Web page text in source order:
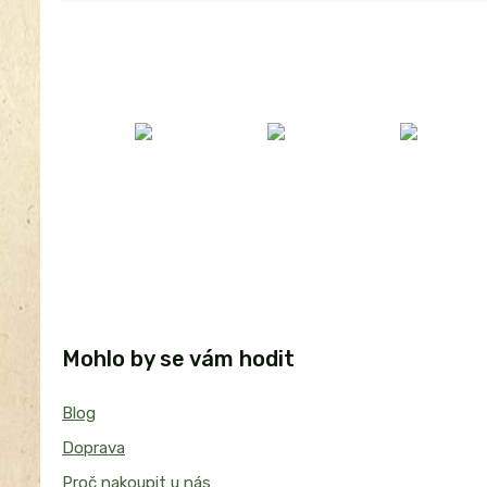
Mohlo by se vám hodit
Blog
Doprava
Proč nakoupit u nás